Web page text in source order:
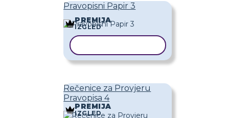
Pravopisni Papir 3
PREMIJA
IZGLED
Rečenice za Provjeru
Pravopisa 4
PREMIJA
IZGLED